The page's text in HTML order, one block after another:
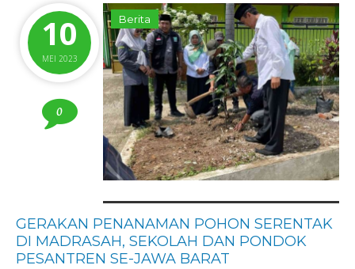
10
MEI 2023
0
Berita
GERAKAN PENANAMAN POHON SERENTAK
DI MADRASAH, SEKOLAH DAN PONDOK
PESANTREN SE-JAWA BARAT